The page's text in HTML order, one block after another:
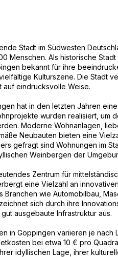
Stadt im Südwesten
Menschen. Als historische Stadt
bekannt für ihre
Kulturszene. Die Stadt
eindrucksvolle Weise.
hat in den letzten Jahren
wurden realisiert, um
Moderne Wohnanlagen,
Neubauten bieten eine
gefragt sind Wohnungen im
Weinbergen der
Zentrum für
eine Vielzahl an
Branchen wie Automobilbau,
sich durch ihre
ausgebaute Infrastruktur aus.
in Göppingen variieren je nach
bei etwa 10 € pro
idyllischen Lage, ihrer